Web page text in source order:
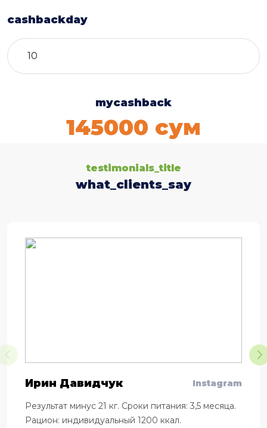
cashbackday
mycashback
145000 сум
testimonials_title
what_clients_say
Ирин Давидчук Instagram
Результат минус 21 кг. Сроки питания: 3,5 месяца.
Рацион: индивидуальный 1200 ккал.